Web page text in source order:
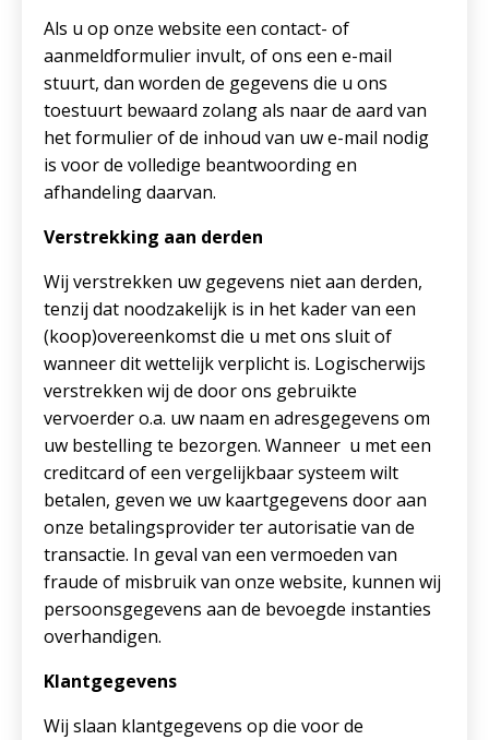
Als u op onze website een contact- of
aanmeldformulier invult, of ons een e-mail
stuurt, dan worden de gegevens die u ons
toestuurt bewaard zolang als naar de aard van
het formulier of de inhoud van uw e-mail nodig
is voor de volledige beantwoording en
afhandeling daarvan.
Verstrekking aan derden
Wij verstrekken uw gegevens niet aan derden,
tenzij dat noodzakelijk is in het kader van een
(koop)overeenkomst die u met ons sluit of
wanneer dit wettelijk verplicht is. Logischerwijs
verstrekken wij de door ons gebruikte
vervoerder o.a. uw naam en adresgegevens om
uw bestelling te bezorgen. Wanneer u met een
creditcard of een vergelijkbaar systeem wilt
betalen, geven we uw kaartgegevens door aan
onze betalingsprovider ter autorisatie van de
transactie. In geval van een vermoeden van
fraude of misbruik van onze website, kunnen wij
persoonsgegevens aan de bevoegde instanties
overhandigen.
Klantgegevens
Wij slaan klantgegevens op die voor de